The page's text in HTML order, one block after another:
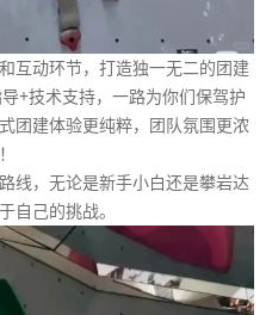
互动环节，打造独一无二的团建
+技术支持，一路为你们保驾护
团建体验更纯粹，团队氛围更浓
线，无论是新手小白还是攀岩达
自己的挑战。